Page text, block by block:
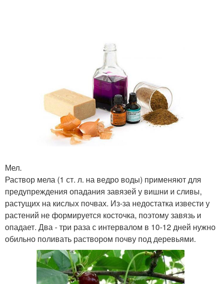
Мел.
Раствор мела (1 ст. л. на ведро воды) применяют для
предупреждения опадания завязей у вишни и сливы,
растущих на кислых почвах. Из-за недостатка извести у
растений не формируется косточка, поэтому завязь и
опадает. Два - три раза с интервалом в 10-12 дней нужно
обильно поливать раствором почву под деревьями.